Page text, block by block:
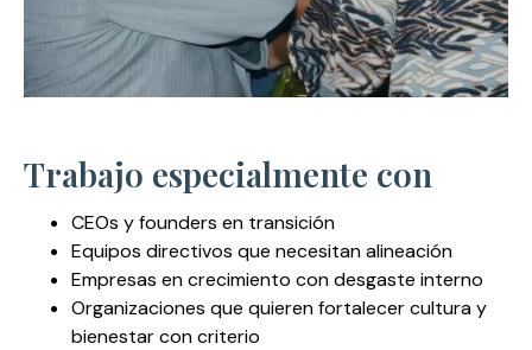
Trabajo especialmente con
CEOs y founders en transición
Equipos directivos que necesitan alineación
Empresas en crecimiento con desgaste interno
Organizaciones que quieren fortalecer cultura y
bienestar con criterio